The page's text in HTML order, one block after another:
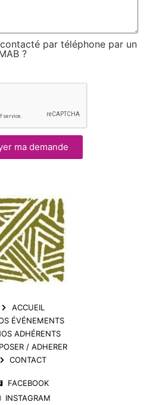
par téléphone par un
?
ma demande
ACCUEIL
ÉVÉNEMENTS
ADHÉRENTS
/ ADHERER
CONTACT
FACEBOOK
INSTAGRAM